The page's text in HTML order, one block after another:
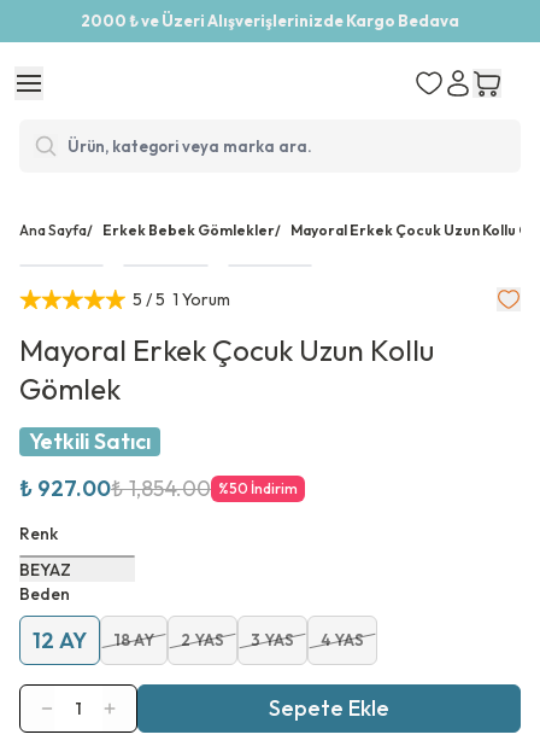
2000 ₺ ve Üzeri Alışverişlerinizde Kargo Bedava
Ana Sayfa/ Erkek Bebek Gömlekler/ Mayoral Erkek Çocuk Uzun Kollu
5 / 5 1 Yorum
Mayoral Erkek Çocuk Uzun Kollu
Gömlek
Yetkili Satıcı
₺ 927.00₺ 1,854.00 %50 İndirim
Renk
BEYAZ
Beden
12 AY 18 AY 2 YAS 3 YAS 4 YAS
1 Sepete Ekle